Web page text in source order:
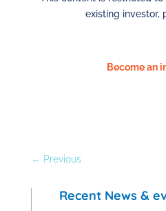
existing investor,
Become an
← Previous
Recent News &